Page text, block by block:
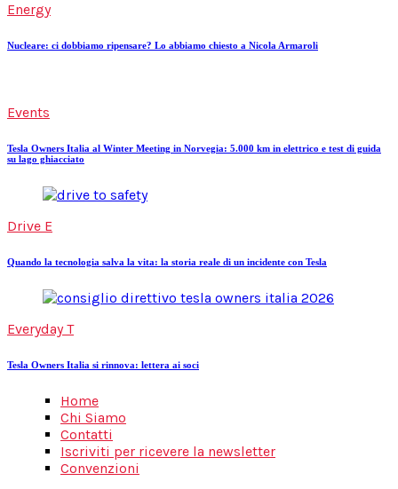
Energy
Nucleare: ci dobbiamo ripensare? Lo abbiamo chiesto a Nicola Armaroli
Events
Tesla Owners Italia al Winter Meeting in Norvegia: 5.000 km in elettrico e test di guida
su lago ghiacciato
Drive E
Quando la tecnologia salva la vita: la storia reale di un incidente con Tesla
Everyday T
Tesla Owners Italia si rinnova: lettera ai soci
Home
Chi Siamo
Contatti
Iscriviti per ricevere la newsletter
Convenzioni